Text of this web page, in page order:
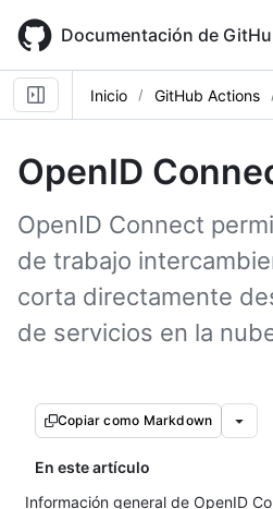
main
content
Documentación de
Inicio GitHub Actions
OpenID
OpenID Connect
de trabajo
corta directamente
de servicios en la
Copiar como Markdown
En este artículo
Información general de OpenID